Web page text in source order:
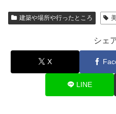
建築や場所や行ったところ
シェ
X
LINE